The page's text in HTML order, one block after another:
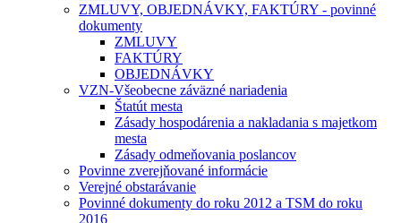
ZMLUVY, OBJEDNÁVKY, FAKTÚRY - povinné
dokumenty
ZMLUVY
FAKTÚRY
OBJEDNÁVKY
VZN-Všeobecne záväzné nariadenia
Štatút mesta
Zásady hospodárenia a nakladania s majetkom
mesta
Zásady odmeňovania poslancov
Povinne zverejňované informácie
Verejné obstarávanie
Povinné dokumenty do roku 2012 a TSM do roku
2016